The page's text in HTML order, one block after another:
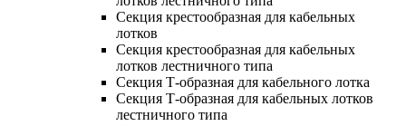
Секция крестообразная для кабельных
лотков
Секция крестообразная для кабельных
лотков лестничного типа
Секция Т-образная для кабельного лотка
Секция Т-образная для кабельных лотков
лестничного типа